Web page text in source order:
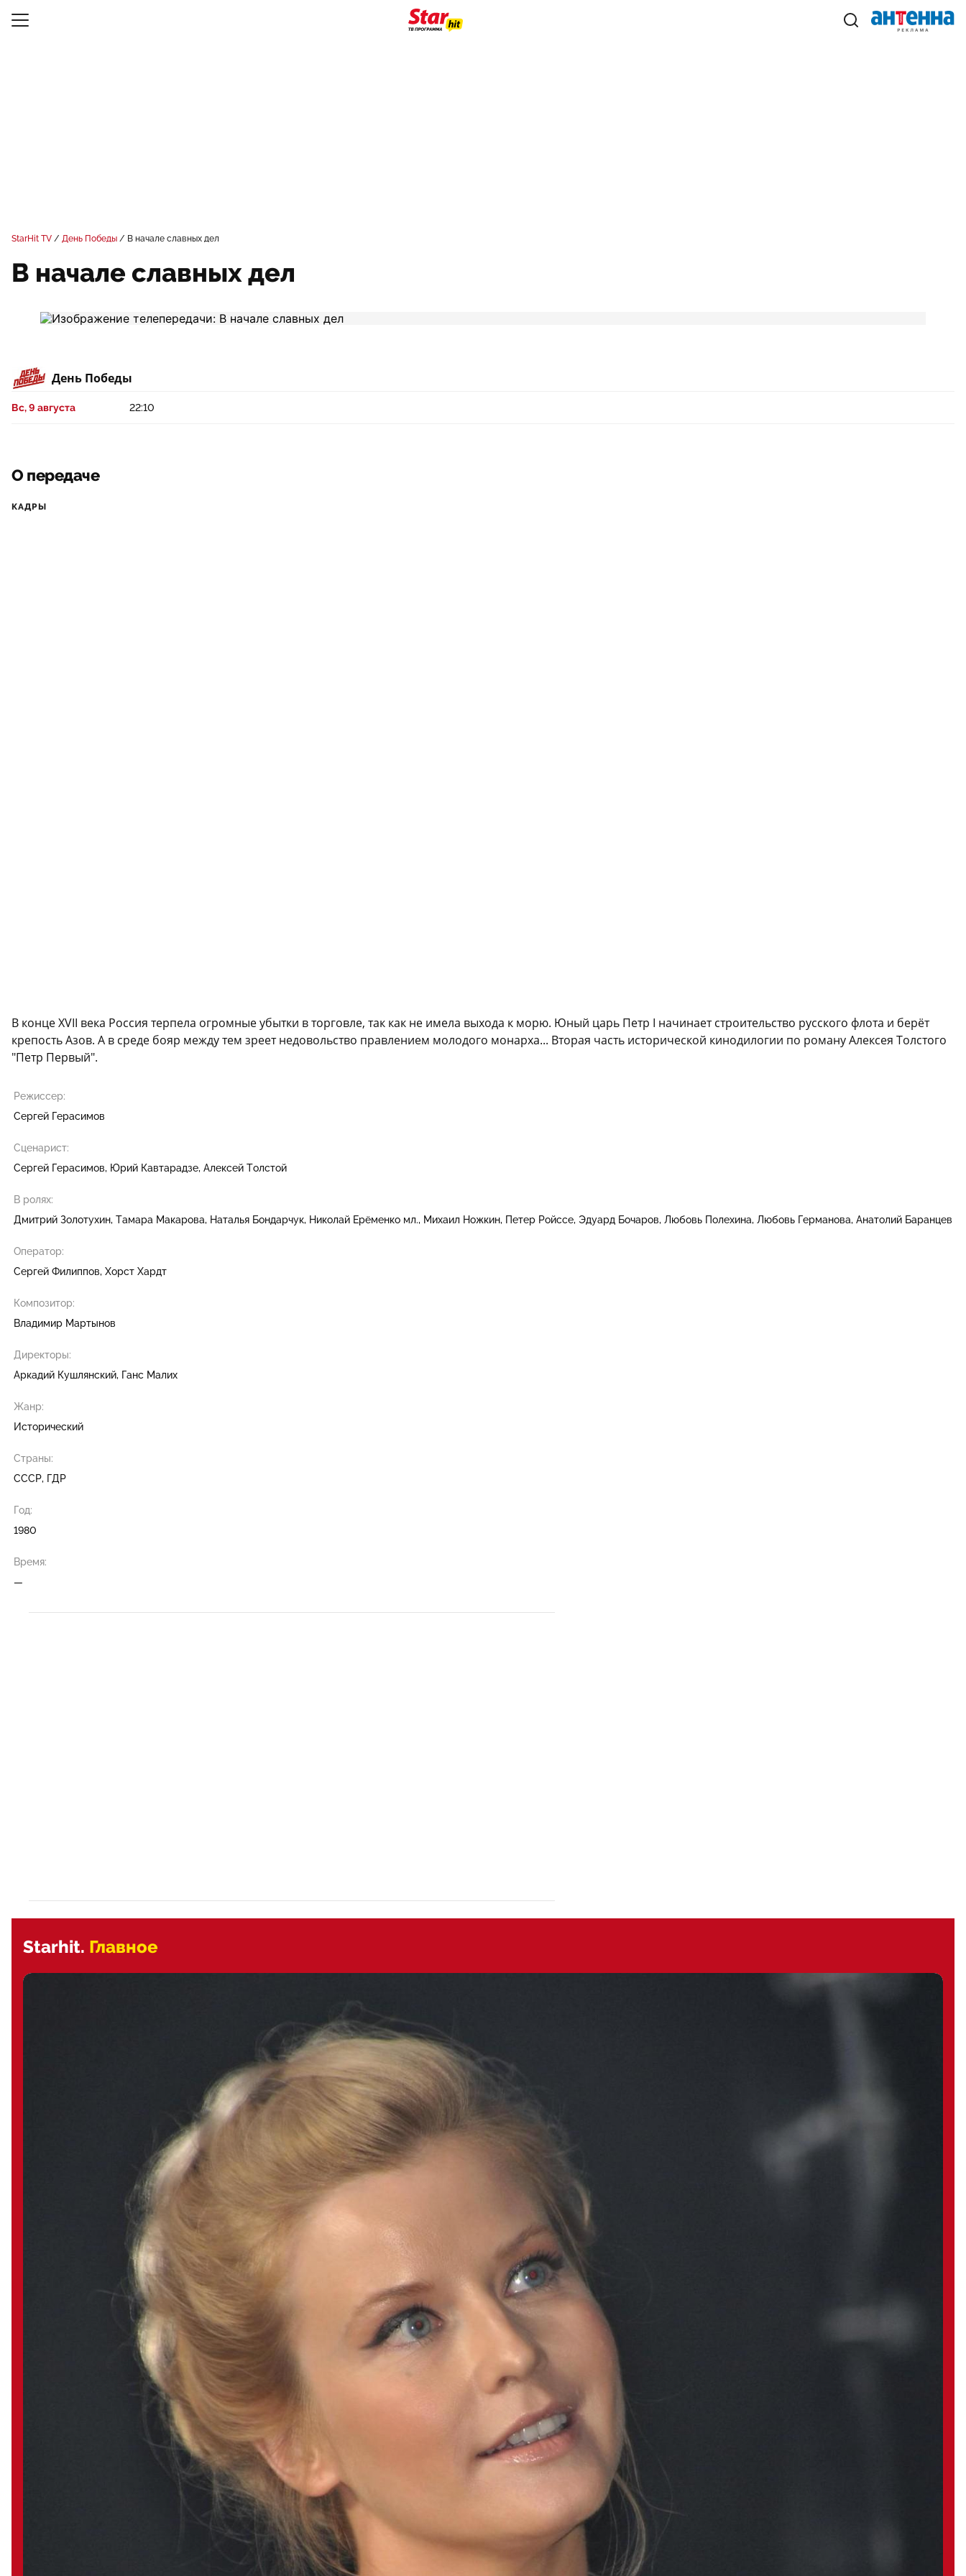
StarHit TV День Победы В начале славных дел
В начале славных дел
День Победы
Вс, 9 августа 22:10
О передаче
КАДРЫ
В конце XVII века Россия терпела огромные убытки в торговле, так как не имела выхода к морю. Юный царь Петр I начинает строительство русского флота и берёт
крепость Азов. А в среде бояр между тем зреет недовольство правлением молодого монарха... Вторая часть исторической кинодилогии по роману Алексея Толстого
"Петр Первый".
Режиссер:
Сергей Герасимов
Сценарист:
Сергей Герасимов
Юрий Кавтарадзе Алексей Толстой
В ролях:
Дмитрий Золотухин Тамара Макарова Наталья Бондарчук Николай Ерёменко мл. Михаил Ножкин Петер Ройссе Эдуард Бочаров Любовь Полехина Любовь Германова Анатолий Баранцев
Оператор:
Сергей Филиппов Хорст Хардт
Композитор:
Владимир Мартынов
Директоры:
Аркадий Кушлянский Ганс Малих
Жанр:
Исторический
Страны:
СССР, ГДР
Год:
1980
Время:
—
Starhit. Главное